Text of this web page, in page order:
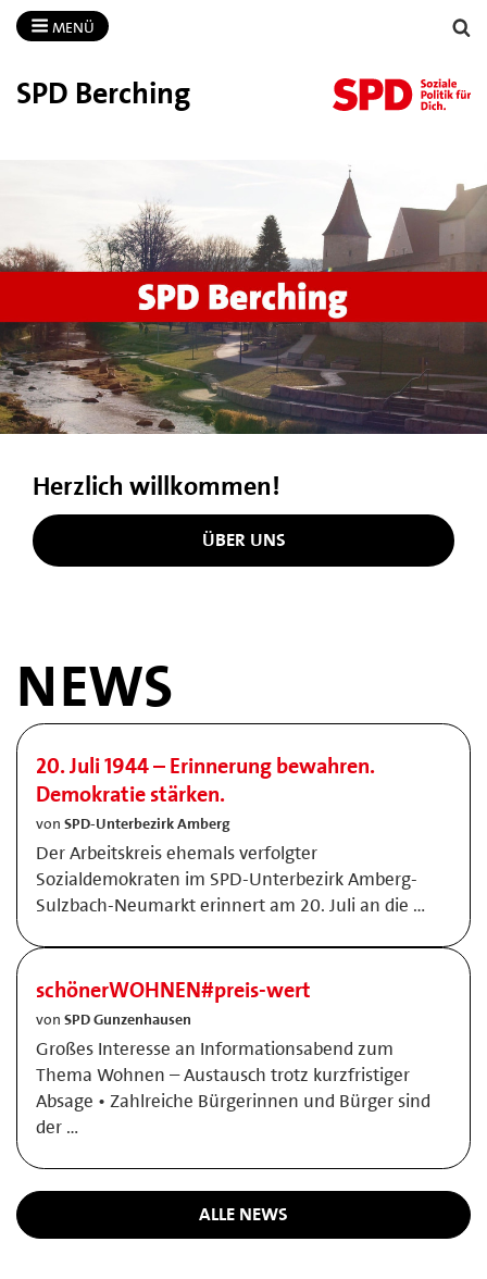
MENÜ
SPD Berching
Herzlich willkommen!
ÜBER UNS
NEWS
20. Juli 1944 – Erinnerung bewahren.
Demokratie stärken.
von SPD-Unterbezirk Amberg
Der Arbeitskreis ehemals verfolgter
Sozialdemokraten im SPD-Unterbezirk Amberg-
Sulzbach-Neumarkt erinnert am 20. Juli an die …
schönerWOHNEN#preis-wert
von SPD Gunzenhausen
Großes Interesse an Informationsabend zum
Thema Wohnen – Austausch trotz kurzfristiger
Absage • Zahlreiche Bürgerinnen und Bürger sind
der …
ALLE NEWS